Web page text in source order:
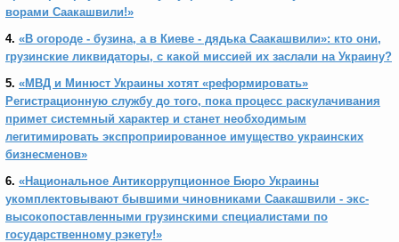
ворами Саакашвили!»
4. «В огороде - бузина, а в Киеве - дядька Саакашвили»: кто они,
грузинские ликвидаторы, с какой миссией их заслали на Украину?
5. «МВД и Минюст Украины хотят «реформировать»
Регистрационную службу до того, пока процесс раскулачивания
примет системный характер и станет необходимым
легитимировать экспроприированное имущество украинских
бизнесменов»
6. «Национальное Антикоррупционное Бюро Украины
укомплектовывают бывшими чиновниками Саакашвили - экс-
высокопоставленными грузинскими специалистами по
государственному рэкету!»